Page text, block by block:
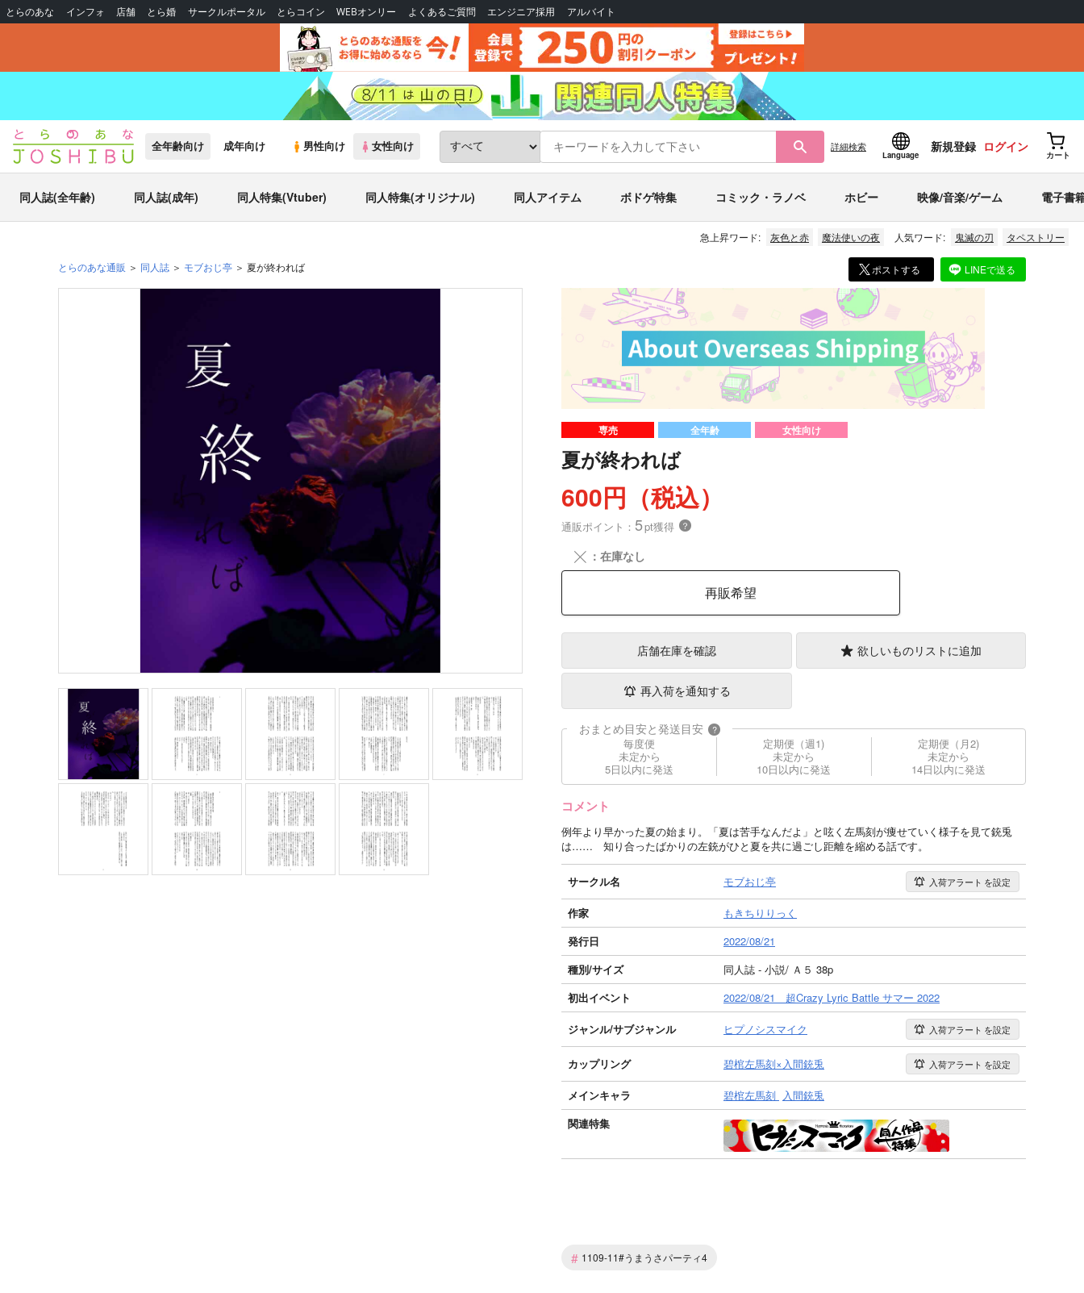
とらのあな インフォ 店舗 とら婚 サークルポータル とらコイン WEBオンリー よくあるご質問 エンジニア採用 アルバイト
全年齢向け 成年向け 男性向け 女性向け 詳細検索
Language
新規登録 ログイン
カート
同人誌(全年齢) 同人誌(成年) 同人特集(Vtuber) 同人特集(オリジナル) 同人アイテム ボドゲ特集 コミック・ラノベ ホビー 映像/音楽/ゲーム 電子書
急上昇ワード: 灰色と赤 魔法使いの夜 人気ワード: 鬼滅の刃 タペストリー
とらのあな通販 同人誌 モブおじ亭 夏が終われば ポストする LINEで送る
専売 全年齢 女性向け
夏が終われば
600円（税込）
通販ポイント： 5pt獲得 ？
╳ ：在庫なし
再販希望
店舗在庫を確認 欲しいものリストに追加
再入荷を通知する
おまとめ目安と発送目安 ?
毎度便
未定から
5日以内に発送
定期便（週1)
未定から
10日以内に発送
定期便（月2)
未定から
14日以内に発送
コメント
例年より早かった夏の始まり。「夏は苦手なんだよ」と呟く左馬刻が痩せていく様子を見て銃兎
は…… 知り合ったばかりの左銃がひと夏を共に過ごし距離を縮める話です。
サークル名 モブおじ亭 入荷アラート を設定
作家
もきちりりっく
発行日
2022/08/21
種別/サイズ
同人誌 - 小説/ Ａ５ 38p
初出イベント
2022/08/21 超Crazy Lyric Battle サマー 2022
ジャンル/サブジャンル ヒプノシスマイク 入荷アラート を設定
カップリング 碧棺左馬刻×入間銃兎 入荷アラート を設定
メインキャラ 碧棺左馬刻 入間銃兎
関連特集
# 1109-11#うまうさパーティ4